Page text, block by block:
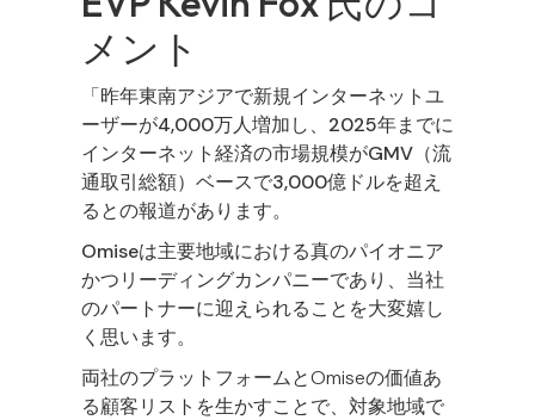
メント
「昨年東南アジアで新規インターネットユ
ーザーが4,000万人増加し、 2025年までに
インターネット経済の市場規模がGMV（流
通取引総額）ベースで3,000億ドルを超え
るとの報道があります。
Omiseは主要地域における真のパイオニア
かつリーディングカンパニーであり、当社
のパートナーに迎えられることを大変嬉し
く思います。
両社のプラットフォームとOmiseの価値あ
る顧客リストを生かすことで、 対象地域で